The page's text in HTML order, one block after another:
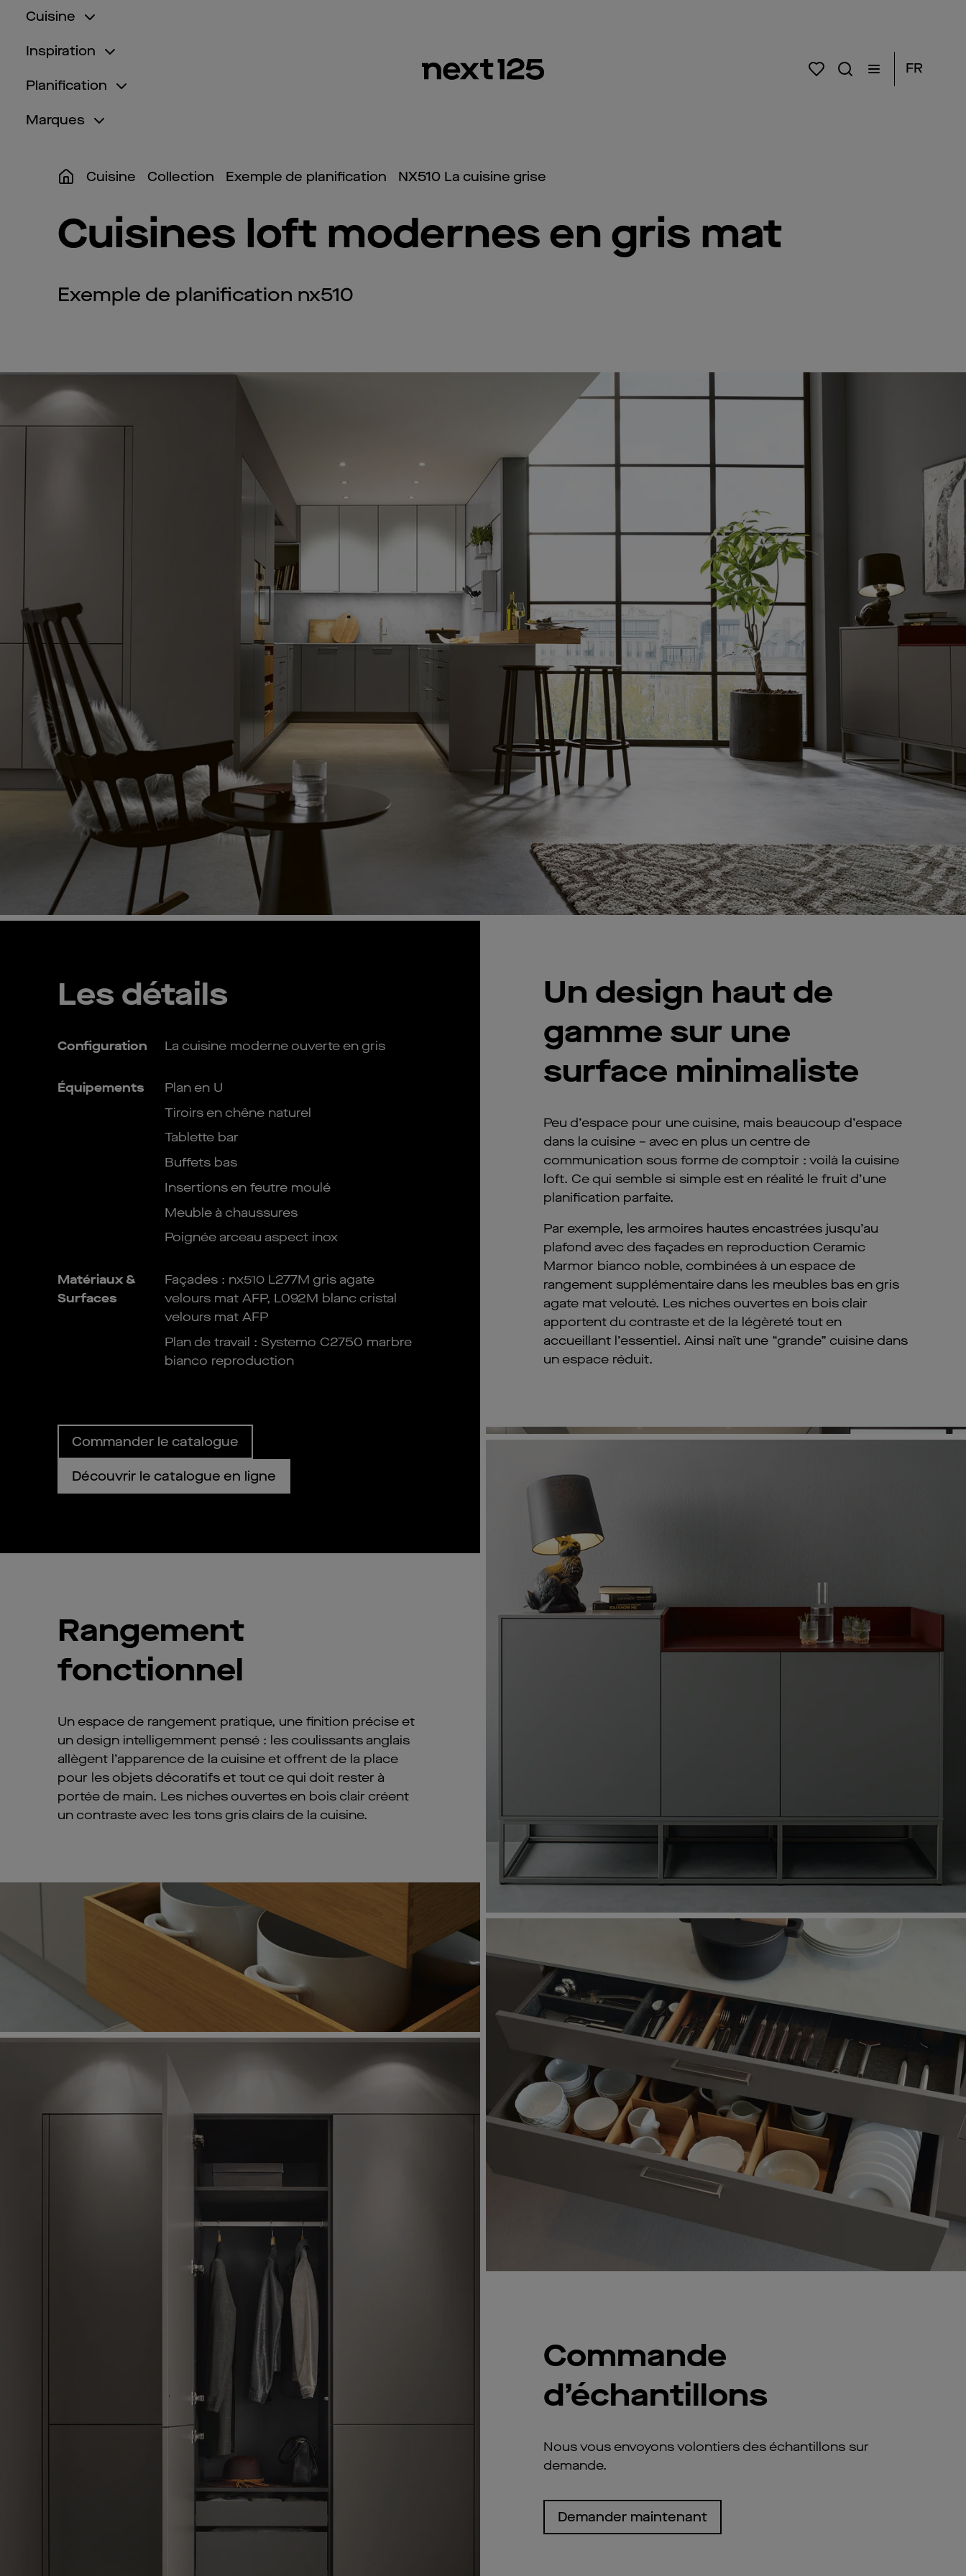
Cuisine
Inspiration
Planification
Marques
FR
Cuisine Collection Exemple de planification NX510 La cuisine grise
Cuisines loft modernes en gris mat
Exemple de planification nx510
Les détails
Configuration La cuisine moderne ouverte en gris
Équipements
Plan en U
Tiroirs en chêne naturel
Tablette bar
Buffets bas
Insertions en feutre moulé
Meuble à chaussures
Poignée arceau aspect inox
Matériaux &
Surfaces
Façades : nx510 L277M gris agate
velours mat AFP, L092M blanc cristal
velours mat AFP
Plan de travail : Systemo C2750 marbre
bianco reproduction
Commander le catalogue
Découvrir le catalogue en ligne
Un design haut de
gamme sur une
surface minimaliste
Peu d’espace pour une cuisine, mais beaucoup d’espace
dans la cuisine – avec en plus un centre de
communication sous forme de comptoir : voilà la cuisine
loft. Ce qui semble si simple est en réalité le fruit d’une
planification parfaite.
Par exemple, les armoires hautes encastrées jusqu’au
plafond avec des façades en reproduction Ceramic
Marmor bianco noble, combinées à un espace de
rangement supplémentaire dans les meubles bas en gris
agate mat velouté. Les niches ouvertes en bois clair
apportent du contraste et de la légèreté tout en
accueillant l’essentiel. Ainsi naît une “grande” cuisine dans
un espace réduit.
Buffet bas
une liaison élégante entre salle à manger et
espace de vie
Considérer la cuisine comme un espace de vie signifie la
concevoir dans son ensemble. Les cuisines next125
reprennent l’architecture de la pièce et la soutiennent.
Des idées de design élégantes séduisent par leur grande
fonctionnalité et correspondent à un espace de vie qui
dépasse largement la cuisine en tant que simple lieu de
Rangement
fonctionnel
Un espace de rangement pratique, une finition précise et
un design intelligemment pensé : les coulissants anglais
allègent l’apparence de la cuisine et offrent de la place
pour les objets décoratifs et tout ce qui doit rester à
portée de main. Les niches ouvertes en bois clair créent
un contraste avec les tons gris clairs de la cuisine.
Commande
d’échantillons
Nous vous envoyons volontiers des échantillons sur
demande.
Demander maintenant